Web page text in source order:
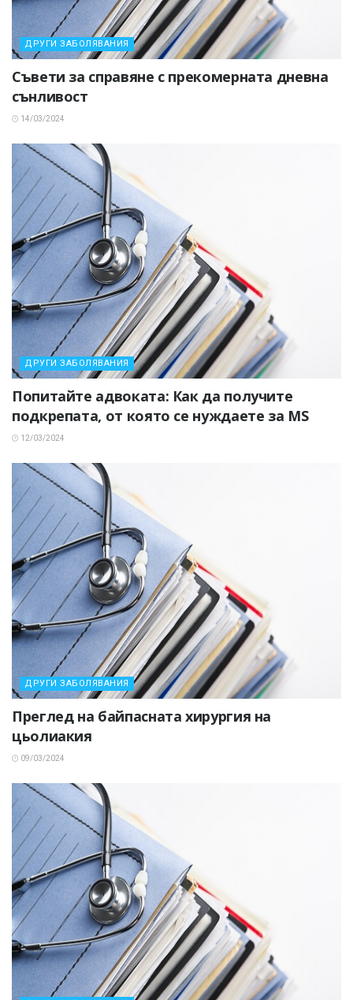
ДРУГИ ЗАБОЛЯВАНИЯ
Съвети за справяне с прекомерната дневна
сънливост
14/03/2024
ДРУГИ ЗАБОЛЯВАНИЯ
Попитайте адвоката: Как да получите
подкрепата, от която се нуждаете за MS
12/03/2024
ДРУГИ ЗАБОЛЯВАНИЯ
Преглед на байпасната хирургия на
цьолиакия
09/03/2024